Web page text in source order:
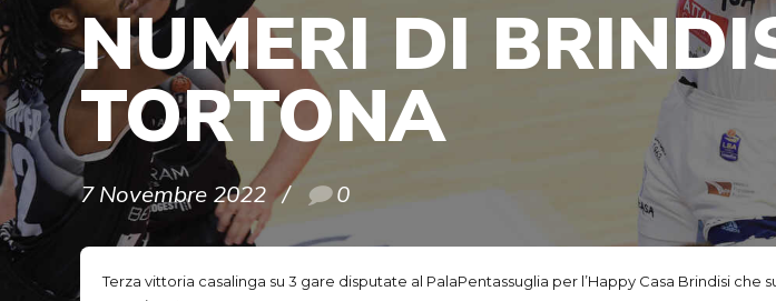
NUMERI DI
TORTONA
7 Novembre 2022 0
Terza vittoria casalinga su 3 gare disputate al PalaPentassuglia per l’Happy Casa Brindisi